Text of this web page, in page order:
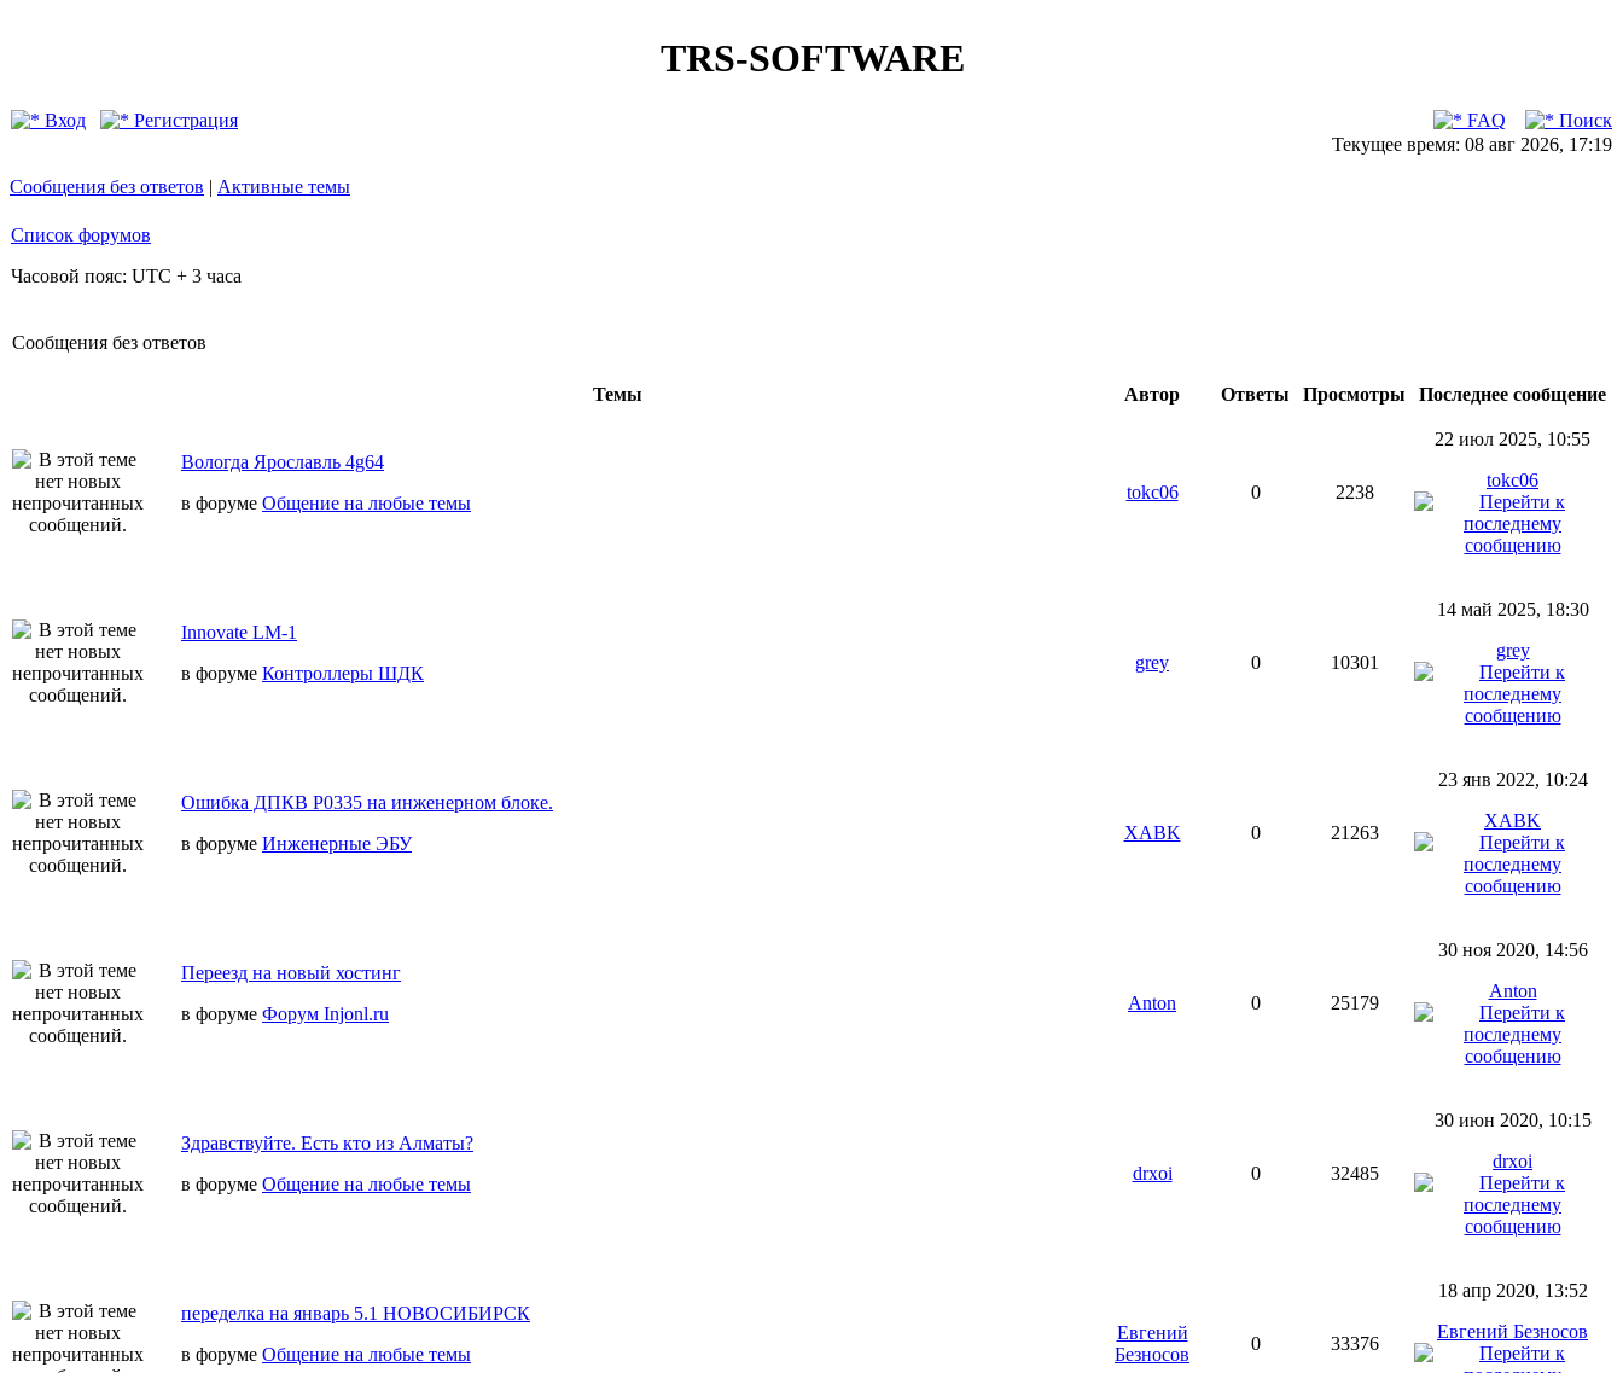
TRS-SOFTWARE
Вход Регистрация FAQ
Поиск
Текущее время: 08 авг 2026, 17:19
Сообщения без ответов | Активные темы
Список форумов
Часовой пояс: UTC + 3 часа
Сообщения без ответов
Темы Автор Ответы Просмотры Последнее сообщение
Вологда Ярославль 4g64
в форуме Общение на любые темы
tokc06 0 2238
22 июл 2025, 10:55
tokc06
Innovate LM-1
в форуме Контроллеры ШДК
grey 0 10301
14 май 2025, 18:30
grey
Ошибка ДПКВ Р0335 на инженерном блоке.
в форуме Инженерные ЭБУ
XABK 0 21263
23 янв 2022, 10:24
XABK
Переезд на новый хостинг
в форуме Форум Injonl.ru
Anton 0 25179
30 ноя 2020, 14:56
Anton
Здравствуйте. Есть кто из Алматы?
в форуме Общение на любые темы
drxoi 0 32485
30 июн 2020, 10:15
drxoi
переделка на январь 5.1 НОВОСИБИРСК
в форуме Общение на любые темы
Евгений
Безносов
0 33376
18 апр 2020, 13:52
Евгений Безносов